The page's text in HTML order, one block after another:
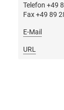
Telefon +49
Fax +49 89
E-Mail
URL